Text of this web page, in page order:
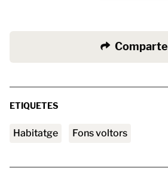
Comparte
ETIQUETES
habitatge fons voltors